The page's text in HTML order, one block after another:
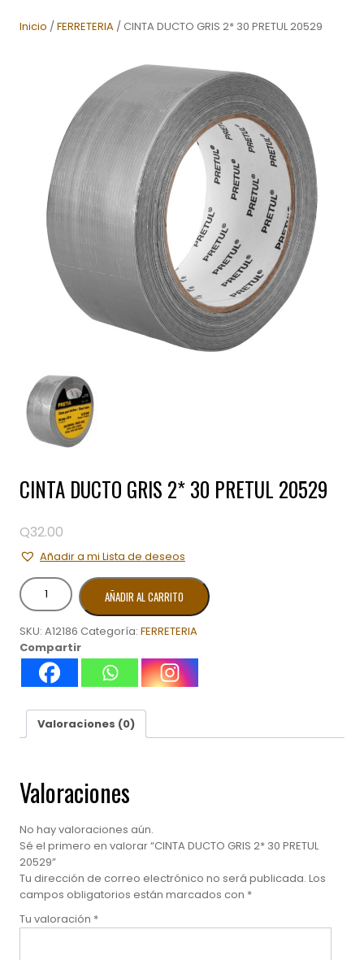
Inicio /FERRETERIA / CINTA DUCTO GRIS 2* 30 PRETUL 20529
CINTA DUCTO GRIS 2* 30 PRETUL 20529
Q32.00
Añadir a mi Lista de deseos
CINTA
DUCTO
2*
30
PRETUL
20529
AÑADIR AL CARRITO
SKU: A12186 Categoría: FERRETERIA
Compartir
Valoraciones (0)
Valoraciones
No hay valoraciones aún.
Sé el primero en valorar “CINTA DUCTO GRIS 2* 30 PRETUL
20529”
Tu dirección de correo electrónico no será publicada. Los
campos obligatorios están marcados con *
Tu valoración *